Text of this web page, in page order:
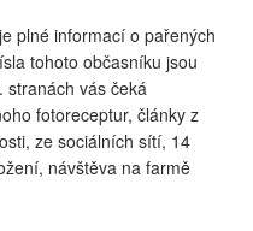
plné informací o pařených
tohoto občasníku jsou
stranách vás čeká
fotoreceptur, články z
ze sociálních sítí, 14
návštěva na farmě